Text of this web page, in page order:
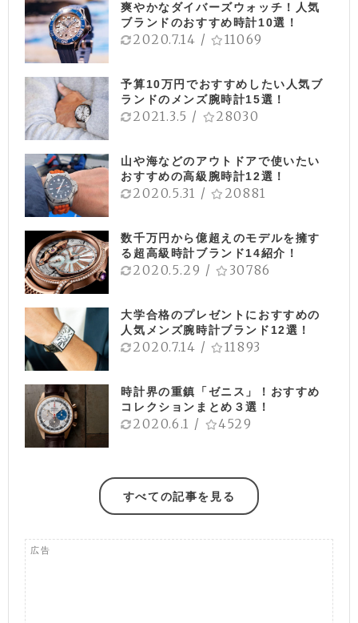
爽やかなダイバーズウォッチ！人気
ブランドのおすすめ時計10選！
2020.7.14 / 11069
予算10万円でおすすめしたい人気ブ
ランドのメンズ腕時計15選！
2021.3.5 / 28030
山や海などのアウトドアで使いたい
おすすめの高級腕時計12選！
2020.5.31 / 20881
数千万円から億超えのモデルを擁す
る超高級時計ブランド14紹介！
2020.5.29 / 30786
大学合格のプレゼントにおすすめの
人気メンズ腕時計ブランド12選！
2020.7.14 / 11893
時計界の重鎮「ゼニス」！おすすめ
コレクションまとめ３選！
2020.6.1 / 4529
すべての記事を見る
広告